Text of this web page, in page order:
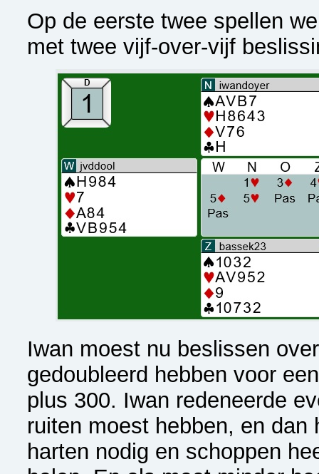
Op de eerste twee spellen
met twee vijf-over-vijf
Iwan moest nu beslissen
gedoubleerd hebben voor
plus 300. Iwan redeneerde
ruiten moest hebben, en dan
harten nodig en schoppen